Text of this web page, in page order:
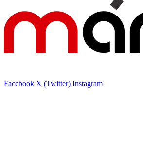
Facebook X (Twitter) Instagram